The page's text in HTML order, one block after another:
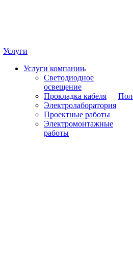
Услуги
Услуги компании
Светодиодное
освещение
Прокладка кабеля
Электролаборатория
Проектные работы
Электромонтажные
работы